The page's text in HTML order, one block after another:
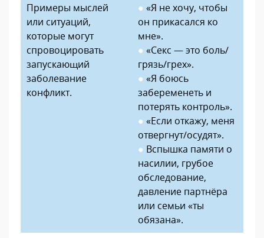
Примеры мыслей
или ситуаций,
которые могут
спровоцировать
запускающий
заболевание
конфликт.
● «Я не хочу, чтобы
он прикасался ко
мне».
● «Секс — это боль/
грязь/грех».
● «Я боюсь
забеременеть и
потерять контроль».
● «Если откажу, меня
отвергнут/осудят».
● Вспышка памяти о
насилии, грубое
обследование,
давление партнёра
или семьи «ты
обязана».